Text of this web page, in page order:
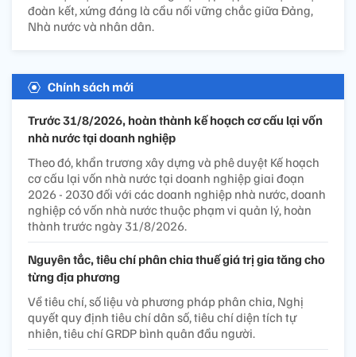
đoàn kết, xứng đáng là cầu nối vững chắc giữa Đảng,
Nhà nước và nhân dân.
Chính sách mới
Trước 31/8/2026, hoàn thành kế hoạch cơ cấu lại vốn
nhà nước tại doanh nghiệp
Theo đó, khẩn trương xây dựng và phê duyệt Kế hoạch
cơ cấu lại vốn nhà nước tại doanh nghiệp giai đoạn
2026 - 2030 đối với các doanh nghiệp nhà nước, doanh
nghiệp có vốn nhà nước thuộc phạm vi quản lý, hoàn
thành trước ngày 31/8/2026.
Nguyên tắc, tiêu chí phân chia thuế giá trị gia tăng cho
từng địa phương
Về tiêu chí, số liệu và phương pháp phân chia, Nghị
quyết quy định tiêu chí dân số, tiêu chí diện tích tự
nhiên, tiêu chí GRDP bình quân đầu người.